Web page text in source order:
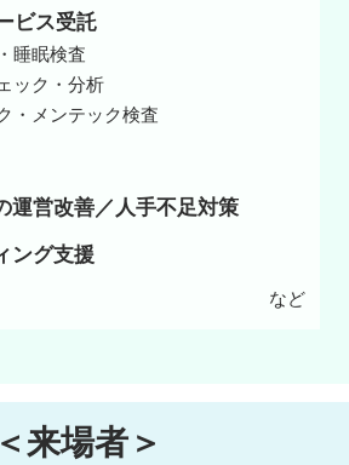
ビス受託
眠検査
ク・分析
メンテック検査
運営改善／人手不足対策
ング支援
など
＜来場者＞